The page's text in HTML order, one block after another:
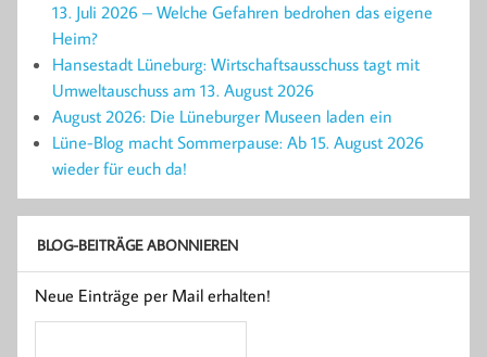
13. Juli 2026 – Welche Gefahren bedrohen das eigene
Heim?
Hansestadt Lüneburg: Wirtschaftsausschuss tagt mit
Umweltauschuss am 13. August 2026
August 2026: Die Lüneburger Museen laden ein
Lüne-Blog macht Sommerpause: Ab 15. August 2026
wieder für euch da!
BLOG-BEITRÄGE ABONNIEREN
Neue Einträge per Mail erhalten!